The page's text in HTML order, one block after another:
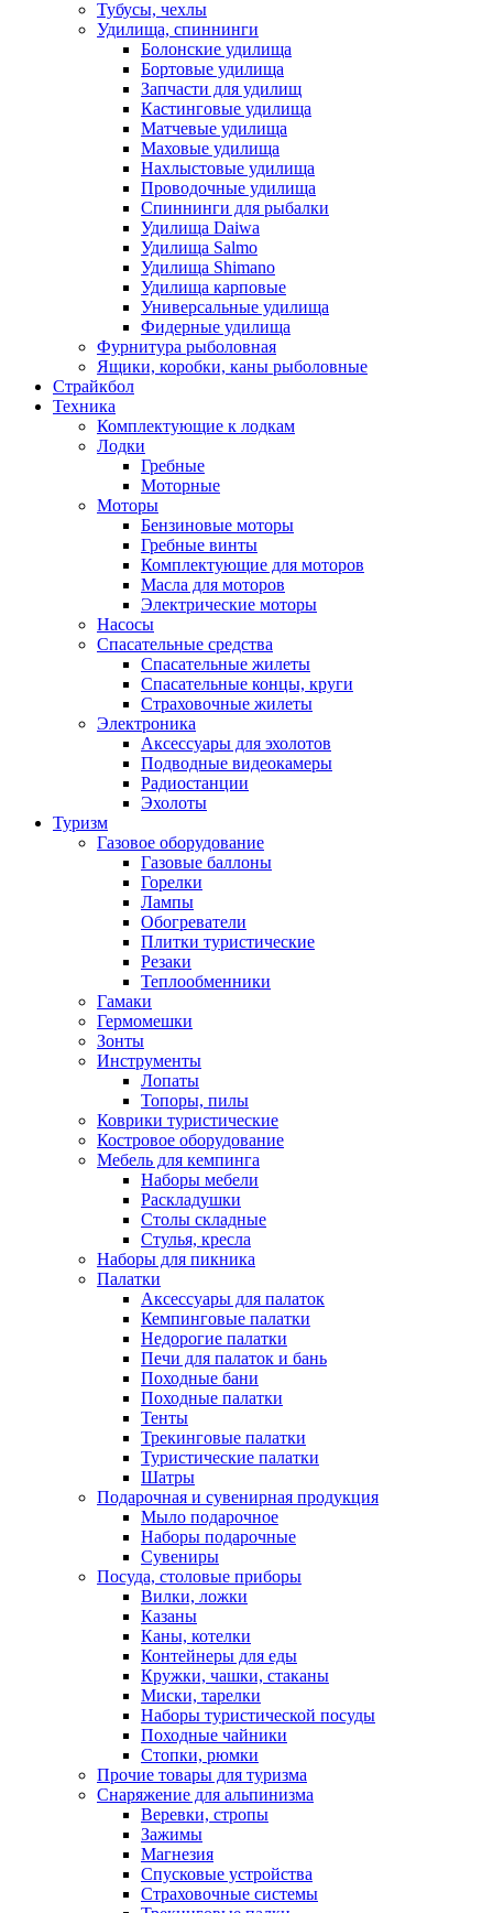
Тубусы, чехлы
Удилища, спиннинги
Болонские удилища
Бортовые удилища
Запчасти для удилищ
Кастинговые удилища
Матчевые удилища
Маховые удилища
Нахлыстовые удилища
Проводочные удилища
Спиннинги для рыбалки
Удилища Daiwa
Удилища Salmo
Удилища Shimano
Удилища карповые
Универсальные удилища
Фидерные удилища
Фурнитура рыболовная
Ящики, коробки, каны рыболовные
Страйкбол
Техника
Комплектующие к лодкам
Лодки
Гребные
Моторные
Моторы
Бензиновые моторы
Гребные винты
Комплектующие для моторов
Масла для моторов
Электрические моторы
Насосы
Спасательные средства
Спасательные жилеты
Спасательные концы, круги
Страховочные жилеты
Электроника
Аксессуары для эхолотов
Подводные видеокамеры
Радиостанции
Эхолоты
Туризм
Газовое оборудование
Газовые баллоны
Горелки
Лампы
Обогреватели
Плитки туристические
Резаки
Теплообменники
Гамаки
Гермомешки
Зонты
Инструменты
Лопаты
Топоры, пилы
Коврики туристические
Костровое оборудование
Мебель для кемпинга
Наборы мебели
Раскладушки
Столы складные
Стулья, кресла
Наборы для пикника
Палатки
Аксессуары для палаток
Кемпинговые палатки
Недорогие палатки
Печи для палаток и бань
Походные бани
Походные палатки
Тенты
Трекинговые палатки
Туристические палатки
Шатры
Подарочная и сувенирная продукция
Мыло подарочное
Наборы подарочные
Сувениры
Посуда, столовые приборы
Вилки, ложки
Казаны
Каны, котелки
Контейнеры для еды
Кружки, чашки, стаканы
Миски, тарелки
Наборы туристической посуды
Походные чайники
Стопки, рюмки
Прочие товары для туризма
Снаряжение для альпинизма
Веревки, стропы
Зажимы
Магнезия
Спусковые устройства
Страховочные системы